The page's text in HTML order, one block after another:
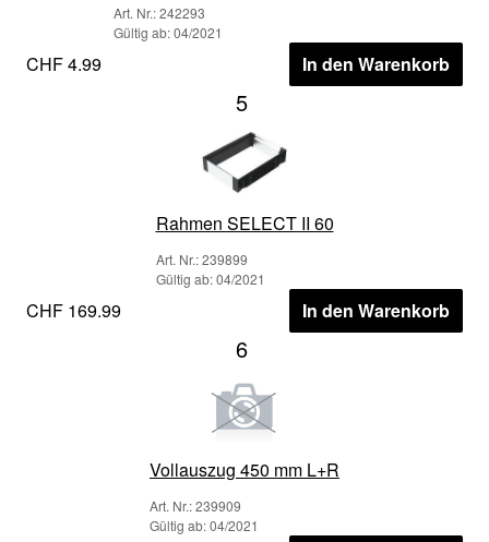
Art. Nr.: 242293
Gültig ab: 04/2021
CHF 4.99 In den Warenkorb
5
Rahmen SELECT II 60
Art. Nr.: 239899
Gültig ab: 04/2021
CHF 169.99 In den Warenkorb
6
Vollauszug 450 mm L+R
Art. Nr.: 239909
Gültig ab: 04/2021